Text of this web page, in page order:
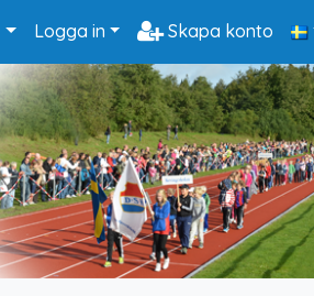
Logga in Skapa konto